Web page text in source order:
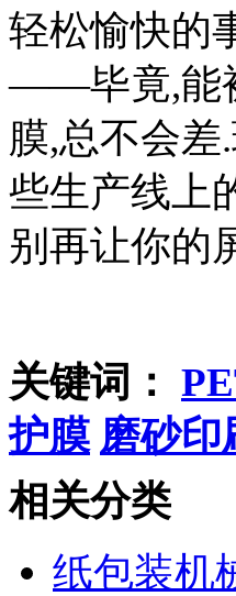
轻松愉快的
——毕竟,能
膜,总不会
些生产线上
别再让你的
关键词：
护膜 磨砂印
相关分类
纸包装机